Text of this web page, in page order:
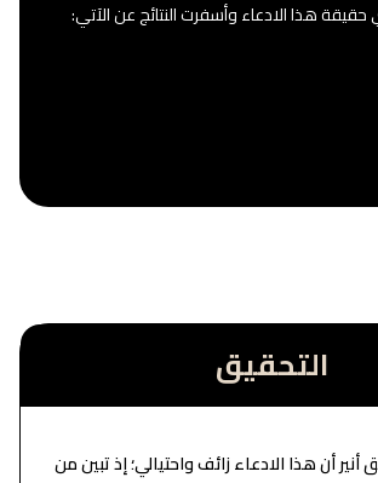
هذا الادعاء وأسفرت النتائج عن الآتي:
التحقيق
أن هذا الادعاء زائف واحتيالي؛ إذ تبين من